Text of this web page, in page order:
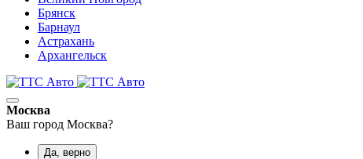
Брянск
Барнаул
Астрахань
Архангельск
Москва
Ваш город Москва?
Да, верно